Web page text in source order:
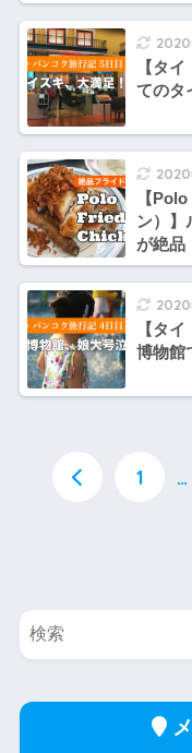
2020
【タ
てのタ
2020
【
ン）】
が絶品
2020
【タ
博物館
1 …
メ